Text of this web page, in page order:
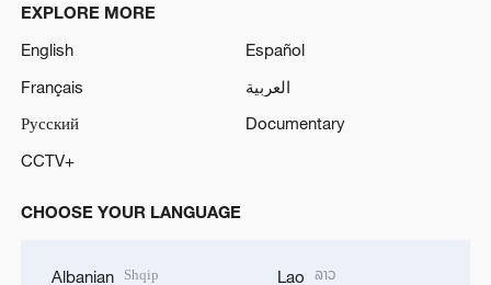
EXPLORE MORE
English
Español
Français
العربية
Русский
Documentary
CCTV+
CHOOSE YOUR LANGUAGE
Albanian Shqip Lao ລາວ